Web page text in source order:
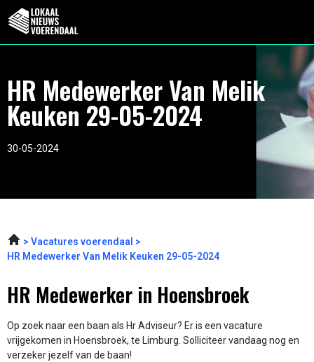
HR Medewerker Van Melik
Keuken 29-05-2024
30-05-2024
Vacatures voerendaal
HR Medewerker Van Melik Keuken 29-05-2024
HR Medewerker in Hoensbroek
Op zoek naar een baan als Hr Adviseur? Er is een vacature
vrijgekomen in Hoensbroek, te Limburg. Solliciteer vandaag nog en
verzeker jezelf van de baan!